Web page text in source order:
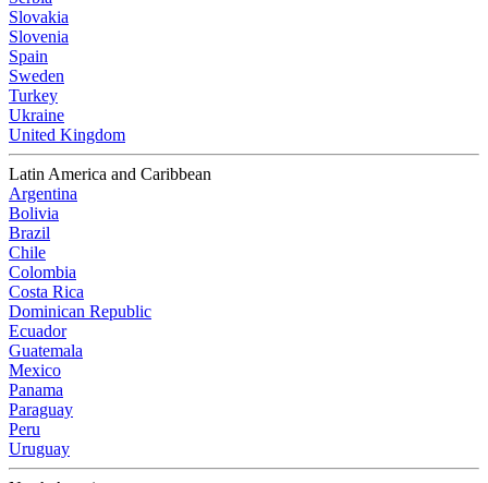
Slovakia
Slovenia
Spain
Sweden
Turkey
Ukraine
United Kingdom
Latin America and Caribbean
Argentina
Bolivia
Brazil
Chile
Colombia
Costa Rica
Dominican Republic
Ecuador
Guatemala
Mexico
Panama
Paraguay
Peru
Uruguay